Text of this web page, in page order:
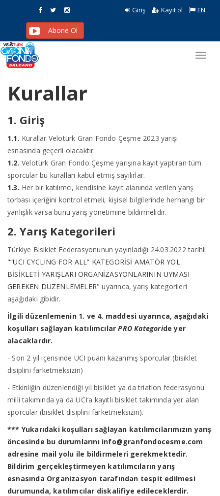
Abone Ol
Giriş Kayıt ol EN
Kurallar
1. Giriş
1.1. Kurallar Velotürk Gran Fondo Çeşme 2023 yarışı
esnasında geçerli olacaktır.
1.2. Velotürk Gran Fondo Çeşme yarışına kayıt yaptıran tüm
sporcular bu kuralları kabul etmiş sayılırlar.
1.3. Her bir katılımcı, kendisine kayıt alanında verilen yarış
torbası içeriğini kontrol etmeli, kişisel bilgilerinde herhangi bir
yanlışlık varsa bunu yarış yönetimine bildirmelidir.
2. Yarış Kategorileri
Türkiye Bisiklet Federasyonunun yayınladığı 24.03.2022 tarihli
"“UCI CYCLING FOR ALL” KATEGORİSİ AMATÖR YOL
BİSİKLETİ YARIŞLARI ORGANİZASYONLARININ UYMASI
GEREKEN DÜZENLEMELER" uyarınca, yarış kategorileri
aşağıdaki gibidir.
İlgili düzenlemenin 1. ve 4. maddesi uyarınca, aşağıdaki
koşulları sağlayan katılımcılarPRO Kategoride yer
alacaklardır.
- Son 2 yıl içerisinde UCI puanı kazanmış sporcular (bisiklet
disiplini farketmeksizin)
- Etkinliğin düzenlendiği yıl bisiklet ya da triatlon federasyonu
milli takımında ya da UCI’a kayıtlı bisiklet takımında yer alan
sporcular (bisiklet disiplini farketmeksizin).
*** Yukarıdaki koşulları sağlayan katılımcılarımızın yarış
öncesinde bu durumlarını info@granfondocesme.com
adresine mail yolu ile bildirmeleri gerekmektedir.
Bildirim gerçekleştirmeyen katılımcıların yarış
esnasında Organizasyon tarafından tespit edilmesi
durumunda, katılımcılar diskalifiye edileceklerdir.